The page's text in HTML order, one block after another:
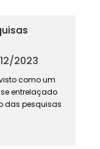
2023
como um
entrelaçado
das pesquisas